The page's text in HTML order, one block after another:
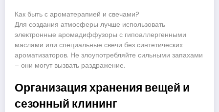
Как быть с ароматерапией и свечами?
Для создания атмосферы лучше использовать
электронные аромадиффузоры с гипоаллергенными
маслами или специальные свечи без синтетических
ароматизаторов. Не злоупотребляйте сильными запахами
– они могут вызвать раздражение.
Организация хранения вещей и
сезонный клининг